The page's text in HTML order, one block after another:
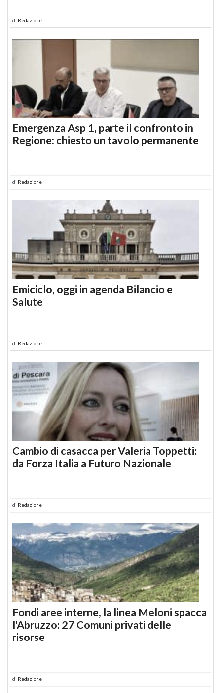
di Redazione
Emergenza Asp 1, parte il confronto in
Regione: chiesto un tavolo permanente
di Redazione
Emiciclo, oggi in agenda Bilancio e
Salute
di Redazione
Cambio di casacca per Valeria Toppetti:
da Forza Italia a Futuro Nazionale
di Redazione
Fondi aree interne, la linea Meloni spacca
l'Abruzzo: 27 Comuni privati delle
risorse
di Redazione